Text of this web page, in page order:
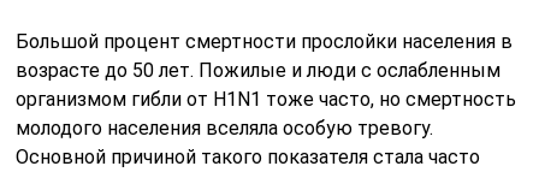
Большой процент смертности прослойки населения в
возрасте до 50 лет. Пожилые и люди с ослабленным
организмом гибли от H1N1 тоже часто, но смертность
молодого населения вселяла особую тревогу.
Основной причиной такого показателя стала часто